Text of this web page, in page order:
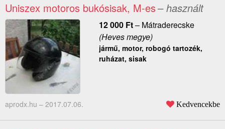
Uniszex motoros bukósisak, M-es– használt
12 000 Ft– Mátraderecske
(Heves megye)
jármű, motor, robogó tartozék,
ruházat, sisak
aprodx.hu – 2017.07.06. Kedvencekbe